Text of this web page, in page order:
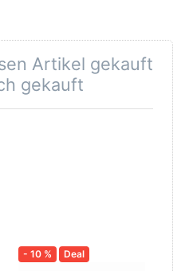
Artikel gekauft
gekauft
- 10 % Deal